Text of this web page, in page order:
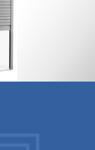
strip of 50